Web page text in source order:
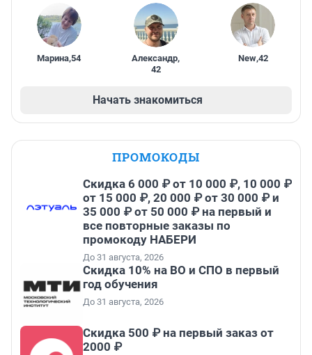
Марина,54 Александр,
42
New,42
Начать знакомиться
ПРОМОКОДЫ
Скидка 6 000 ₽ от 10 000 ₽, 10 000 ₽
от 15 000 ₽, 20 000 ₽ от 30 000 ₽ и
35 000 ₽ от 50 000 ₽ на первый и
все повторные заказы по
промокоду НАБЕРИ
До 31 августа, 2026
Скидка 10% на ВО и СПО в первый
год обучения
До 31 августа, 2026
Скидка 500 ₽ на первый заказ от
2000 ₽